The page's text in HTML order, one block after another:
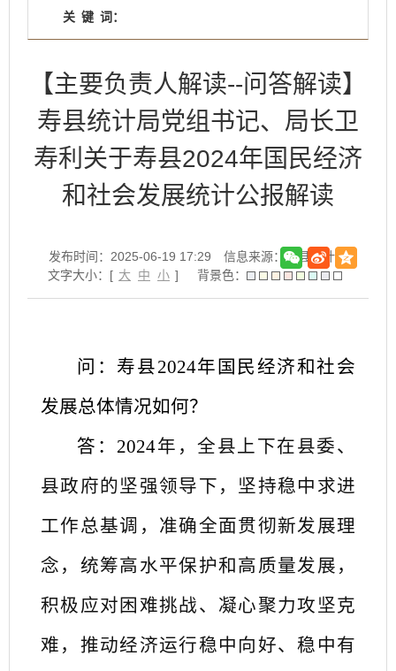
关 键 词：
【主要负责人解读--问答解读】
寿县统计局党组书记、局长卫
寿利关于寿县2024年国民经济
和社会发展统计公报解读
发布时间：2025-06-19 17:29
信息来源：寿县统计局
文字大小：[ 大 中 小 ] 背景色：
问：寿县2024年国民经济和社会
发展总体情况如何？
答：2024年，全县上下在县委、
县政府的坚强领导下，坚持稳中求进
工作总基调，准确全面贯彻新发展理
念，统筹高水平保护和高质量发展，
积极应对困难挑战、凝心聚力攻坚克
难，推动经济运行稳中向好、稳中有